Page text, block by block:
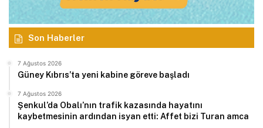
Son Haberler
7 Ağustos 2026
Güney Kıbrıs’ta yeni kabine göreve başladı
7 Ağustos 2026
Şenkul’da Obalı’nın trafik kazasında hayatını
kaybetmesinin ardından isyan etti: Affet bizi Turan amca